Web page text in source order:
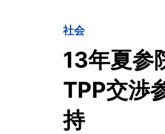
社会
13年夏
TPP交渉
持